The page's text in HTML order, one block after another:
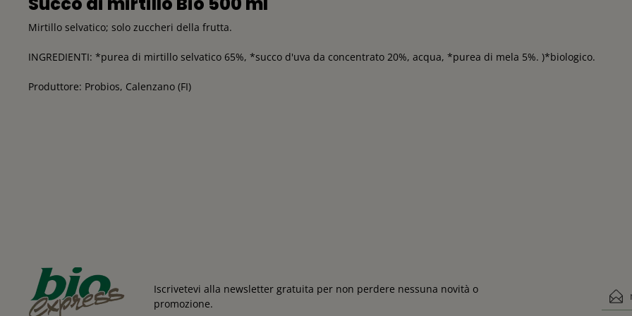
Mirtillo selvatico; solo zuccheri della frutta.
INGREDIENTI: *purea di mirtillo selvatico 65%, *succo d'uva da concentrato 20%, acqua, *purea di mela 5%. )*biologico.
Produttore: Probios, Calenzano (FI)
Iscrivetevi alla newsletter gratuita per non perdere nessuna novità o
promozione.